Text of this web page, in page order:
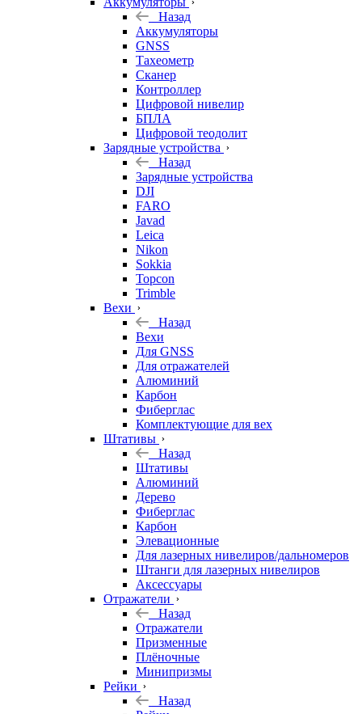
Назад
Аккумуляторы
GNSS
Тахеометр
Сканер
Контроллер
Цифровой нивелир
БПЛА
Цифровой теодолит
Зарядные устройства
Назад
Зарядные устройства
DJI
FARO
Javad
Leica
Nikon
Sokkia
Topcon
Trimble
Вехи
Назад
Вехи
Для GNSS
Для отражателей
Алюминий
Карбон
Фиберглас
Комплектующие для вех
Штативы
Назад
Штативы
Алюминий
Дерево
Фиберглас
Карбон
Элевационные
Для лазерных нивелиров/дальномеров
Штанги для лазерных нивелиров
Аксессуары
Отражатели
Назад
Отражатели
Призменные
Плёночные
Минипризмы
Рейки
Назад